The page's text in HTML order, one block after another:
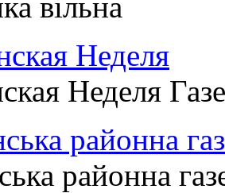
Неделя
Неделя
районна
районна